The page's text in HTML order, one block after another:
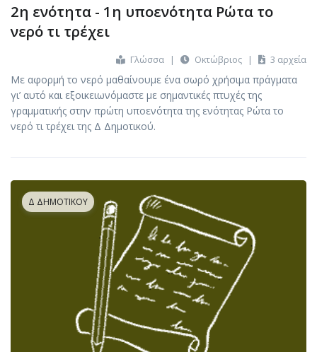
2η ενότητα - 1η υποενότητα Ρώτα το
νερό τι τρέχει
Γλώσσα | Οκτώβριος | 3 αρχεία
Με αφορμή το νερό μαθαίνουμε ένα σωρό χρήσιμα πράγματα
γι’ αυτό και εξοικειωνόμαστε με σημαντικές πτυχές της
γραμματικής στην πρώτη υποενότητα της ενότητας Ρώτα το
νερό τι τρέχει της Δ Δημοτικού.
Δ ΔΗΜΟΤΙΚΟΎ